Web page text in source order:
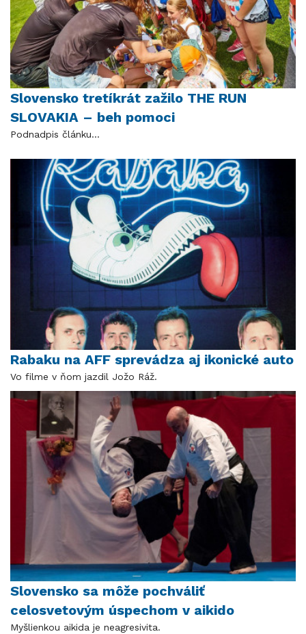
Slovensko tretíkrát zažilo THE RUN
SLOVAKIA – beh pomoci
Podnadpis článku...
Rabaku na AFF sprevádza aj ikonické auto
Vo filme v ňom jazdil Jožo Ráž.
Slovensko sa môže pochváliť
celosvetovým úspechom v aikido
Myšlienkou aikida je neagresivita.